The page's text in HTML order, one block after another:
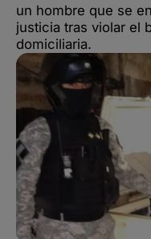
un hombre que se
justicia tras violar el
domiciliaria.